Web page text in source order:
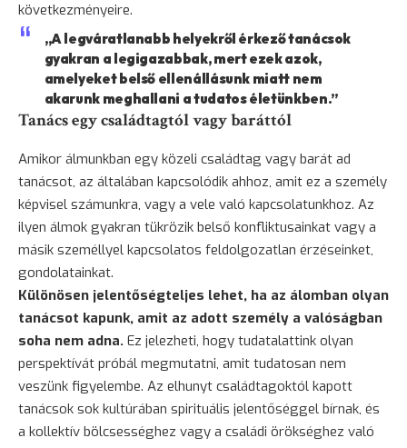
következményeire.
„A legváratlanabb helyekről érkező tanácsok
gyakran a legigazabbak, mert ezek azok,
amelyeket belső ellenállásunk miatt nem
akarunk meghallani a tudatos életünkben.”
Tanács egy családtagtól vagy baráttól
Amikor álmunkban egy közeli családtag vagy barát ad
tanácsot, az általában kapcsolódik ahhoz, amit ez a személy
képvisel számunkra, vagy a vele való kapcsolatunkhoz. Az
ilyen álmok gyakran tükrözik belső konfliktusainkat vagy a
másik személlyel kapcsolatos feldolgozatlan érzéseinket,
gondolatainkat.
Különösen jelentőségteljes lehet, ha az álomban olyan
tanácsot kapunk, amit az adott személy a valóságban
soha nem adna. Ez jelezheti, hogy tudatalattink olyan
perspektívát próbál megmutatni, amit tudatosan nem
veszünk figyelembe. Az elhunyt családtagoktól kapott
tanácsok sok kultúrában spirituális jelentőséggel bírnak, és
a kollektív bölcsességhez vagy a családi örökséghez való